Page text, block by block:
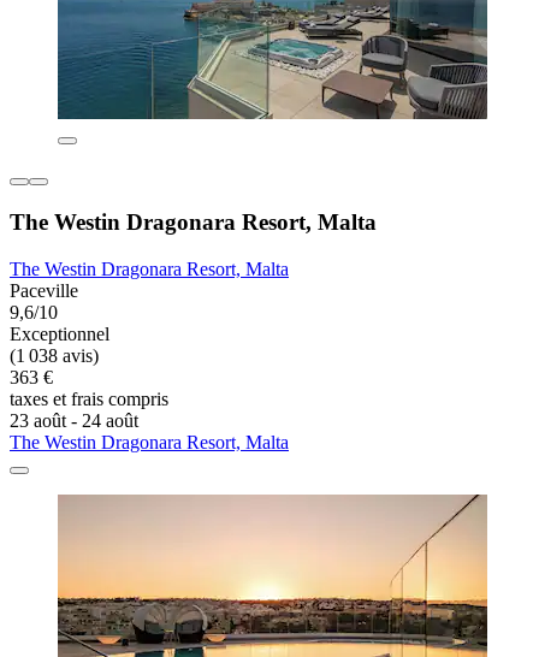
The Westin Dragonara Resort, Malta
The Westin Dragonara Resort, Malta
Paceville
9,6/10
Exceptionnel
(1 038 avis)
363 €
taxes et frais compris
23 août - 24 août
The Westin Dragonara Resort, Malta